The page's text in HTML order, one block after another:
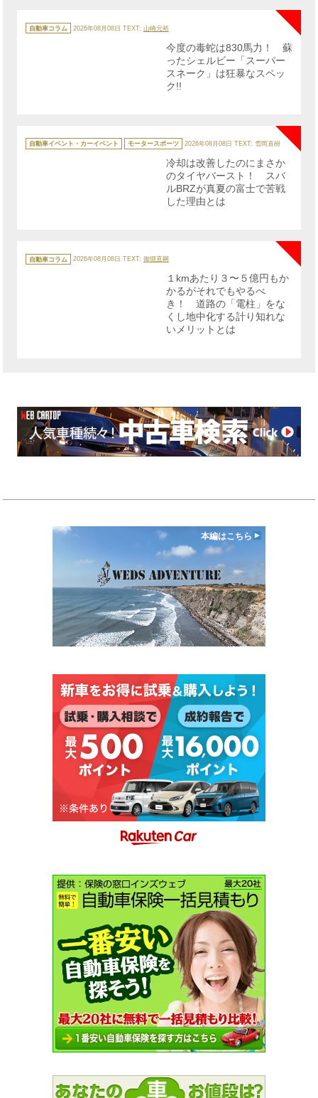
テ
ゴ
自動車コラム 2026年08月08日 TEXT: 山崎元裕
今度の毒蛇は830馬力！ 蘇
ったシェルビー「スーパー
スネーク」は狂暴なスペッ
ク!!
テ
ゴ
自動車イベント・カーイベント モータースポーツ 2026年08月08日 TEXT: 雪岡直樹
冷却は改善したのにまさか
のタイヤバースト！ スバ
ルBRZが真夏の富士で苦戦
した理由とは
テ
ゴ
自動車コラム 2026年08月08日 TEXT: 御堀直嗣
１kmあたり３〜５億円もか
かるがそれでもやるべ
き！ 道路の「電柱」をな
くし地中化する計り知れな
いメリットとは
本編はこちら